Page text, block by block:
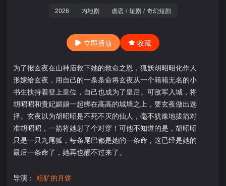
2026 内地剧 虐恋 / 短剧 / 奇幻短剧
立即播放 收藏
为了报玄夜在山神庙救下她的救命之恩，狐妖胡昭昭化作人
形嫁给玄夜，用自己的一条条命将玄夜从一个籍籍无名的小
书生扶持着登上皇位，自己也成为了皇后。可敌军入城，将
胡昭昭和贵妃媚娘一起绑在高高的城墙之上，要玄夜做出选
择。玄夜以为胡昭昭是不死不灭的仙人，毫不犹豫地拔箭对
准胡昭昭，一箭将她射了个对穿！可他不知道的是，胡昭昭
只是一只九尾狐，每条尾巴都是她的一条命，这已经是她的
最后一条命了，她再也醒不过来了。
导演： 粗犷的月饼